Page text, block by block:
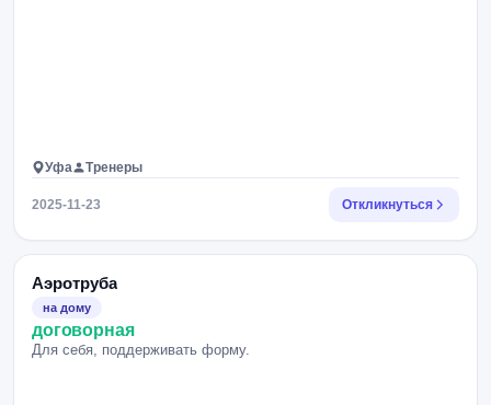
Уфа Тренеры
2025-11-23 Откликнуться
Аэротруба
на дому
договорная
Для себя, поддерживать форму.